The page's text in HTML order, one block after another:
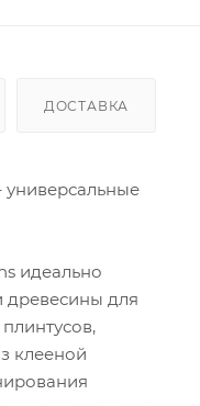
ДОСТАВКА
идеально
древесины для
клееной